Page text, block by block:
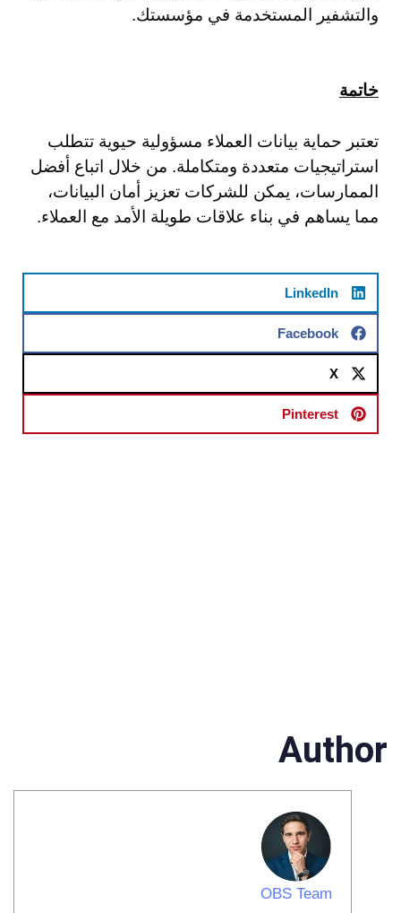
والتشفير المستخدمة في مؤسستك.
خاتمة
تعتبر حماية بيانات العملاء مسؤولية حيوية تتطلب
استراتيجيات متعددة ومتكاملة. من خلال اتباع أفضل
الممارسات، يمكن للشركات تعزيز أمان البيانات،
مما يساهم في بناء علاقات طويلة الأمد مع العملاء.
LinkedIn
Facebook
X
Pinterest
Author
OBS Team